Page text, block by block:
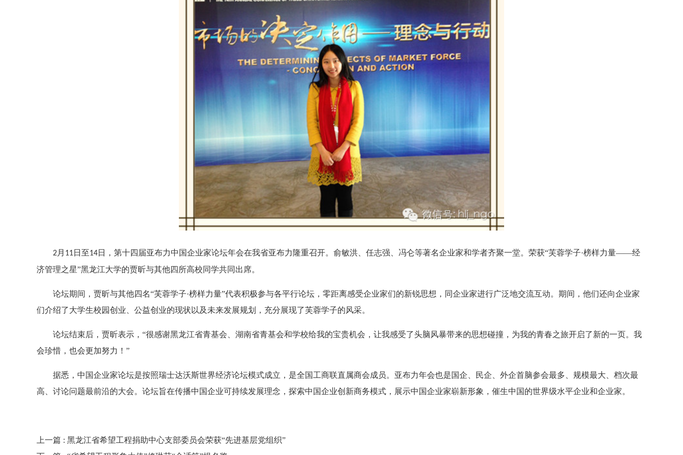
2月 11日至14日，第十四届亚布力中国企业家论坛年会在我省亚布力隆重召开。俞敏洪、任志强、冯仑等著名企业家和学者齐聚一堂。荣获“芙蓉学子·榜样力量——经
济管理之星”黑龙江大学的贾昕与其他四所高校同学共同出席。
论坛期间，贾昕与其他四名“芙蓉学子·榜样力量”代表积极参与各平行论坛，零距离感受企业家们的新锐思想，同企业家进行广泛地交流互动。期间，他们还向企业家
们介绍了大学生校园创业、公益创业的现状以及未来发展规划，充分展现了芙蓉学子的风采。
论坛结束后，贾昕表示，“很感谢黑龙江省青基会、湖南省青基会和学校给我的宝贵机会，让我感受了头脑风暴带来的思想碰撞，为我的青春之旅开启了新的一页。我
会珍惜，也会更加努力！”
据悉，中国企业家论坛是按照瑞士达沃斯世界经济论坛模式成立，是全国工商联直属商会成员。亚布力年会也是国企、民企、外企首脑参会最多、规模最大、档次最
高、讨论问题最前沿的大会。论坛旨在传播中国企业可持续发展理念，探索中国企业创新商务模式，展示中国企业家崭新形象，催生中国的世界级水平企业和企业家。
上一篇 : 黑龙江省希望工程捐助中心支部委员会荣获“先进基层党组织”